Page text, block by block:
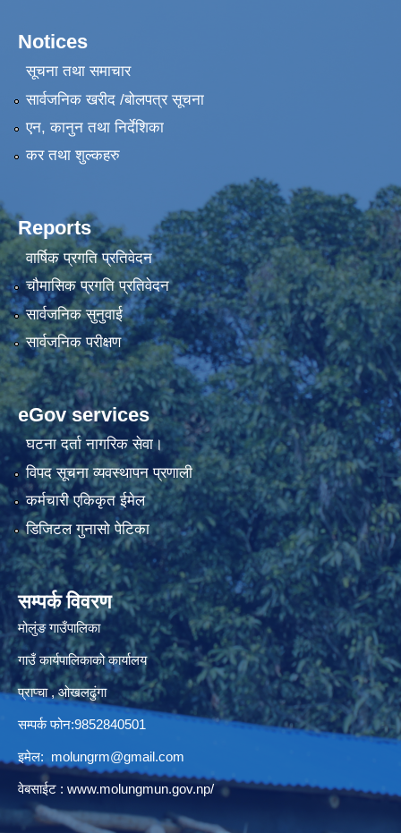
Notices
सूचना तथा समाचार
सार्वजनिक खरीद /बोलपत्र सूचना
एन, कानुन तथा निर्देशिका
कर तथा शुल्कहरु
Reports
वार्षिक प्रगति प्रतिवेदन
चौमासिक प्रगति प्रतिवेदन
सार्वजनिक सुनुवाई
सार्वजनिक परीक्षण
eGov services
घटना दर्ता नागरिक सेवा।
विपद सूचना व्यवस्थापन प्रणाली
कर्मचारी एकिकृत ईमेल
डिजिटल गुनासो पेटिका
सम्पर्क विवरण
मोलुंङ गाउँपालिका
गाउँ कार्यपालिकाको कार्यालय
प्राप्चा , ओखलढुंगा
सम्पर्क फोन:9852840501
इमेल: molungrm@gmail.com
वेबसाईट : www.molungmun.gov.np/